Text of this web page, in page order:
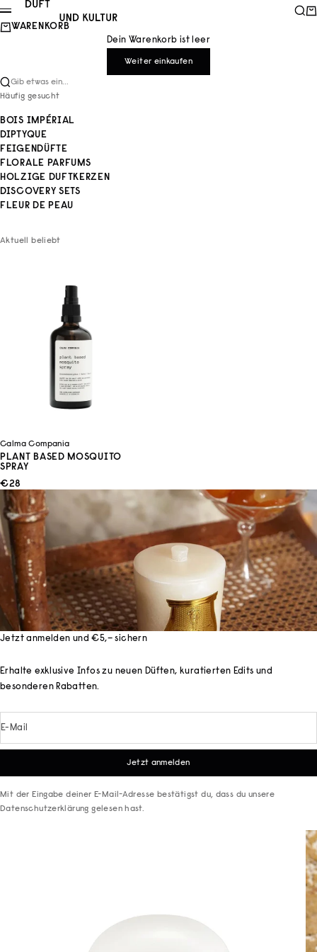
Zum Inhalt springen
Duft und Kultur
Menü
WARENKORB
Dein Warenkorb ist leer
Weiter einkaufen
Gib etwas ein...
Häufig gesucht
BOIS IMPÉRIAL
DIPTYQUE
FEIGENDÜFTE
FLORALE PARFUMS
HOLZIGE DUFTKERZEN
DISCOVERY SETS
FLEUR DE PEAU
Aktuell beliebt
Calma Compania
PLANT BASED MOSQUITO
SPRAY
ANGEBOT
€28
Jetzt anmelden und €5,– sichern
Erhalte exklusive Infos zu neuen Düften, kuratierten Edits und
besonderen Rabatten.
E-Mail
Jetzt anmelden
Mit der Eingabe deiner E-Mail-Adresse bestätigst du, dass du unsere
Datenschutzerklärung gelesen hast.